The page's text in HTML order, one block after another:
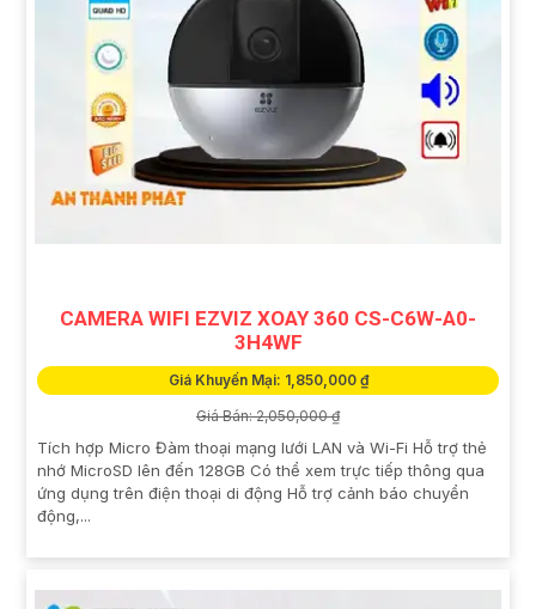
CAMERA WIFI EZVIZ XOAY 360 CS-C6W-A0-
3H4WF
Giá Khuyến Mại: 1,850,000 ₫
Giá Bán: 2,050,000 ₫
Tích hợp Micro Đàm thoại mạng lưới LAN và Wi-Fi Hỗ trợ thẻ
nhớ MicroSD lên đến 128GB Có thể xem trực tiếp thông qua
ứng dụng trên điện thoại di động Hỗ trợ cảnh báo chuyển
động,...